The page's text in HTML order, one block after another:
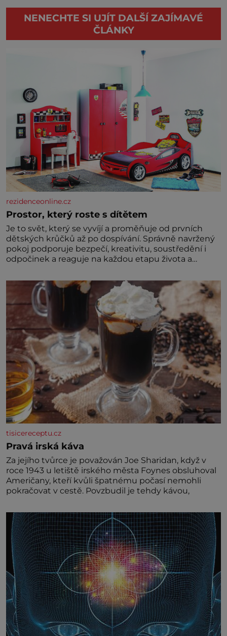
NENECHTE SI UJÍT DALŠÍ ZAJÍMAVÉ
ČLÁNKY
rezidenceonline.cz
Prostor, který roste s dítětem
Je to svět, který se vyvíjí a proměňuje od prvních
dětských krůčků až po dospívání. Správně navržený
pokoj podporuje bezpečí, kreativitu, soustředění i
odpočinek a reaguje na každou etapu života a
jednoduchost, měkkost a bezpečí, proto by pokoj
miminka měl působit především klidně a útulně.
Předškolní věk je
tisicereceptu.cz
Pravá irská káva
Za jejího tvůrce je považován Joe Sharidan, když v
roce 1943 u letiště irského města Foynes obsluhoval
Američany, kteří kvůli špatnému počasí nemohli
pokračovat v cestě. Povzbudil je tehdy kávou,